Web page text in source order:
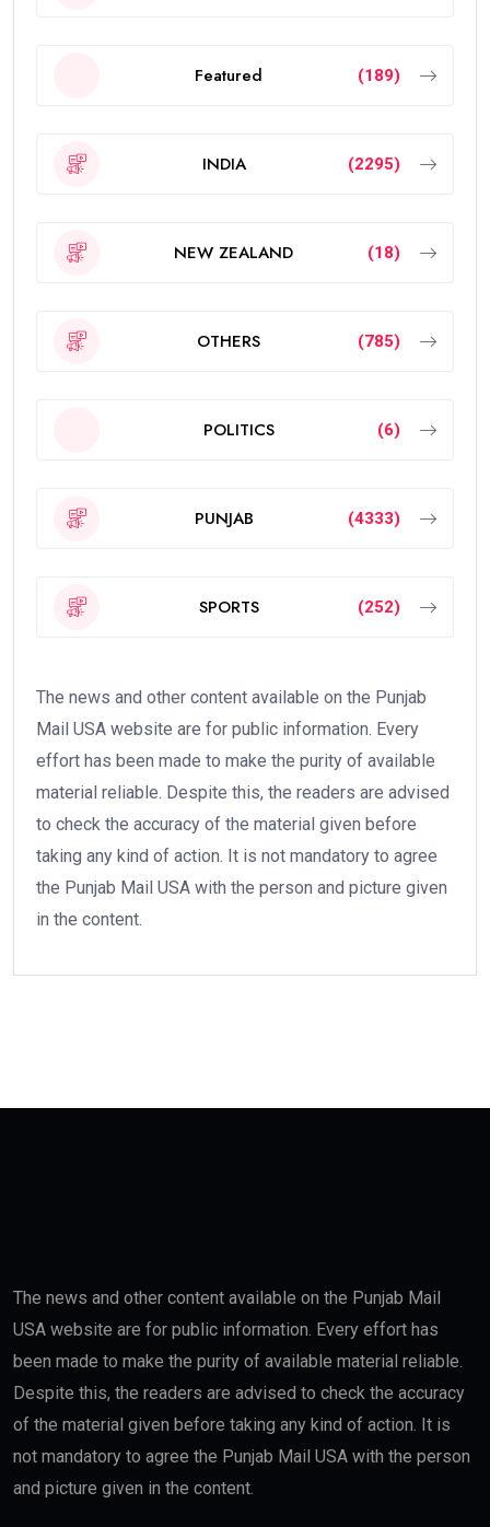
Featured (189)
INDIA (2295)
NEW ZEALAND (18)
OTHERS (785)
POLITICS (6)
PUNJAB (4333)
SPORTS (252)
The news and other content available on the Punjab
Mail USA website are for public information. Every
effort has been made to make the purity of available
material reliable. Despite this, the readers are advised
to check the accuracy of the material given before
taking any kind of action. It is not mandatory to agree
the Punjab Mail USA with the person and picture given
in the content.
The news and other content available on the Punjab Mail
USA website are for public information. Every effort has
been made to make the purity of available material reliable.
Despite this, the readers are advised to check the accuracy
of the material given before taking any kind of action. It is
not mandatory to agree the Punjab Mail USA with the person
and picture given in the content.